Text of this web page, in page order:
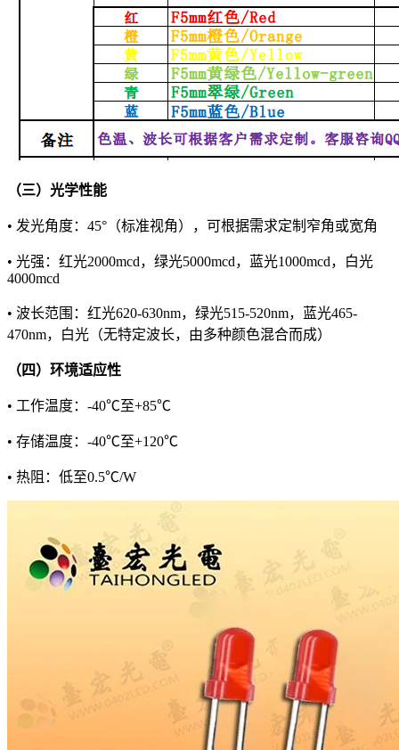
（三）光学性能
• 发光角度：45°（标准视角），可根据需求定制窄角或宽角
• 光强：红光2000mcd，绿光5000mcd，蓝光1000mcd，白光
4000mcd
• 波长范围：红光620-630nm，绿光515-520nm，蓝光465-
470nm，白光（无特定波长，由多种颜色混合而成）
（四）环境适应性
• 工作温度：-40℃至+85℃
• 存储温度：-40℃至+120℃
• 热阻：低至0.5℃/W